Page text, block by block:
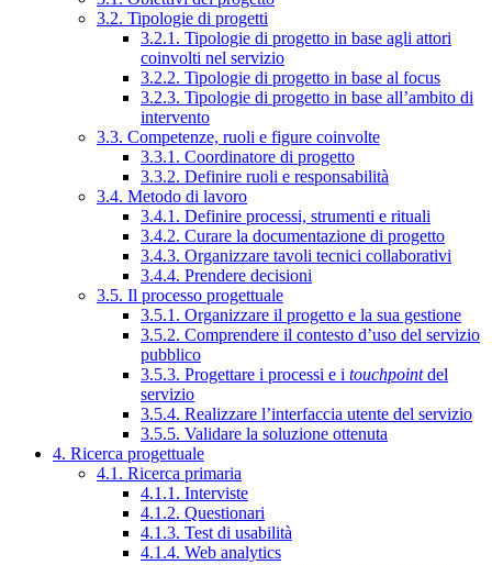
3.2. Tipologie di progetti
3.2.1. Tipologie di progetto in base agli attori
coinvolti nel servizio
3.2.2. Tipologie di progetto in base al focus
3.2.3. Tipologie di progetto in base all’ambito di
intervento
3.3. Competenze, ruoli e figure coinvolte
3.3.1. Coordinatore di progetto
3.3.2. Definire ruoli e responsabilità
3.4. Metodo di lavoro
3.4.1. Definire processi, strumenti e rituali
3.4.2. Curare la documentazione di progetto
3.4.3. Organizzare tavoli tecnici collaborativi
3.4.4. Prendere decisioni
3.5. Il processo progettuale
3.5.1. Organizzare il progetto e la sua gestione
3.5.2. Comprendere il contesto d’uso del servizio
pubblico
3.5.3. Progettare i processi e i touchpointdel
servizio
3.5.4. Realizzare l’interfaccia utente del servizio
3.5.5. Validare la soluzione ottenuta
4. Ricerca progettuale
4.1. Ricerca primaria
4.1.1. Interviste
4.1.2. Questionari
4.1.3. Test di usabilità
4.1.4. Web analytics